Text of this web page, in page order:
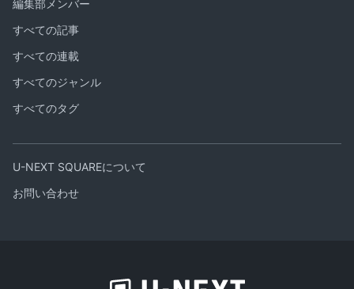
編集部メンバー
すべての記事
すべての連載
すべてのジャンル
すべてのタグ
U-NEXT SQUAREについて
お問い合わせ